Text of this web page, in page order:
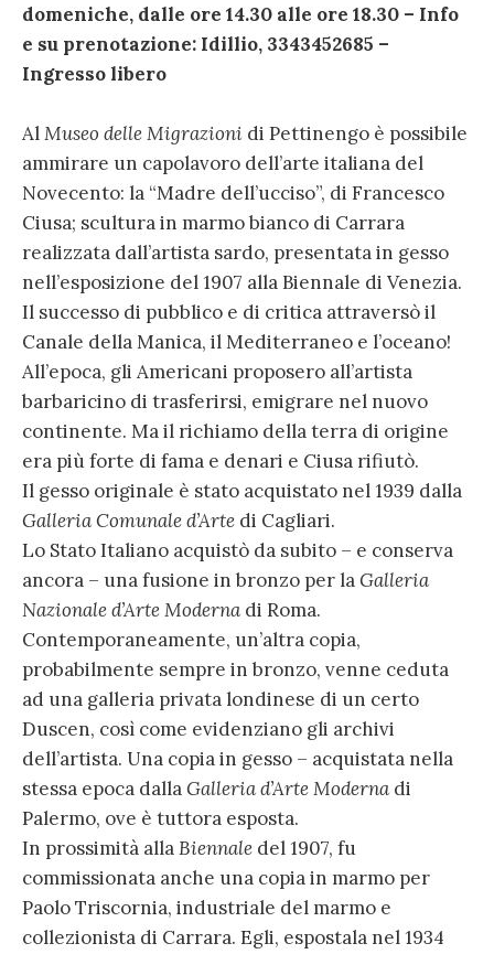
domeniche, dalle ore 14.30 alle ore 18.30 – Info
e su prenotazione: Idillio, 3343452685 –
Ingresso libero
AlMuseo delle Migrazioni di Pettinengo è possibile
ammirare un capolavoro dell’arte italiana del
Novecento: la “Madre dell’ucciso”, di Francesco
Ciusa; scultura in marmo bianco di Carrara
realizzata dall’artista sardo, presentata in gesso
nell’esposizione del 1907 alla Biennale di Venezia.
Il successo di pubblico e di critica attraversò il
Canale della Manica, il Mediterraneo e l’oceano!
All’epoca, gli Americani proposero all’artista
barbaricino di trasferirsi, emigrare nel nuovo
continente. Ma il richiamo della terra di origine
era più forte di fama e denari e Ciusa rifiutò.
Il gesso originale è stato acquistato nel 1939 dalla
Galleria Comunale d’Arte di Cagliari.
Lo Stato Italiano acquistò da subito – e conserva
ancora – una fusione in bronzo per laGalleria
Nazionale d’Arte Moderna di Roma.
Contemporaneamente, un’altra copia,
probabilmente sempre in bronzo, venne ceduta
ad una galleria privata londinese di un certo
Duscen, così come evidenziano gli archivi
dell’artista. Una copia in gesso – acquistata nella
stessa epoca dallaGalleria d’Arte Moderna di
Palermo, ove è tuttora esposta.
In prossimità allaBiennale del 1907, fu
commissionata anche una copia in marmo per
Paolo Triscornia, industriale del marmo e
collezionista di Carrara. Egli, espostala nel 1934